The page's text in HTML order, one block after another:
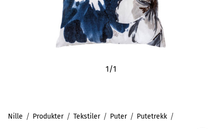
1/1
Nille Produkter Tekstiler Puter Putetrekk